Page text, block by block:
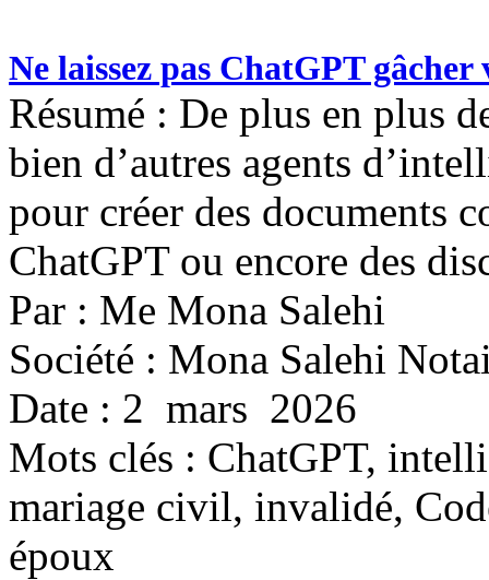
Ne laissez pas ChatGPT
Résumé : De plus en plus
bien d’autres agents
pour créer des documents
ChatGPT ou encore des
Par : Me Mona Salehi
Société : Mona Salehi
Date : 2 mars 2026
Mots clés : ChatGPT,
mariage civil, invalidé,
époux